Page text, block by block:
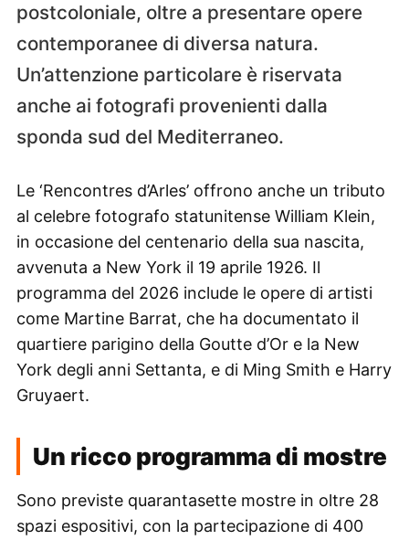
postcoloniale, oltre a presentare opere
contemporanee di diversa natura.
Un’attenzione particolare è riservata
anche ai fotografi provenienti dalla
sponda sud del Mediterraneo.
Le ‘Rencontres d’Arles’ offrono anche un tributo
al celebre fotografo statunitense William Klein,
in occasione del centenario della sua nascita,
avvenuta a New York il 19 aprile 1926. Il
programma del 2026 include le opere di artisti
come Martine Barrat, che ha documentato il
quartiere parigino della Goutte d’Or e la New
York degli anni Settanta, e di Ming Smith e Harry
Gruyaert.
Un ricco programma di mostre
Sono previste quarantasette mostre in oltre 28
spazi espositivi, con la partecipazione di 400